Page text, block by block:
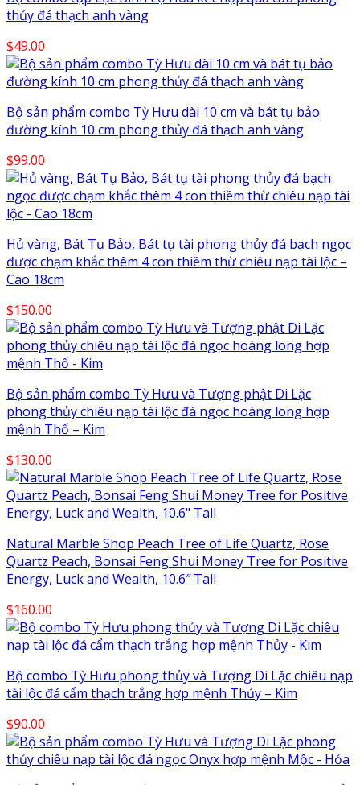
thủy đá thạch anh vàng
$49.00
Bộ sản phẩm combo Tỳ Hưu dài 10 cm và bát tụ bảo
đường kính 10 cm phong thủy đá thạch anh vàng
$99.00
Hủ vàng, Bát Tụ Bảo, Bát tụ tài phong thủy đá bạch ngọc
được chạm khắc thêm 4 con thiềm thừ chiêu nạp tài lộc –
Cao 18cm
$150.00
Bộ sản phẩm combo Tỳ Hưu và Tượng phật Di Lặc
phong thủy chiêu nạp tài lộc đá ngọc hoàng long hợp
mệnh Thổ – Kim
$130.00
Natural Marble Shop Peach Tree of Life Quartz, Rose
Quartz Peach, Bonsai Feng Shui Money Tree for Positive
Energy, Luck and Wealth, 10.6″ Tall
$160.00
Bộ combo Tỳ Hưu phong thủy và Tượng Di Lặc chiêu nạp
tài lộc đá cẩm thạch trắng hợp mệnh Thủy – Kim
$90.00